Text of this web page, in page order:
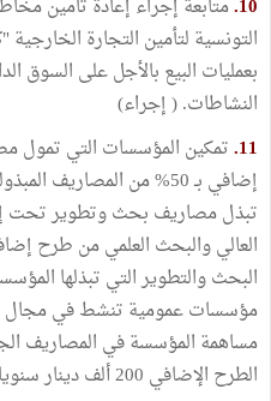
10. متابعة إجراء إعادة تأمين
بعمليات البيع بالأجل على السوق
النشاطات. ( إجراء)
11. تمكين المؤسسات التي
إضافي بـ 50% من
تبذل مصاريف بحث وتطوير تحت
البحث والتطوير التي تبذلها
مؤسسات عمومية تنشط في مجال
الطرح الإضافي 200 ألف دينار سنويا.(مشروع قانون)